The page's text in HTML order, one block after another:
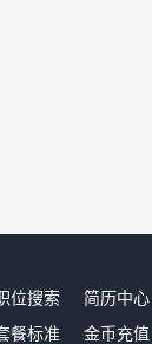
位搜索 简历中心
餐标准
金币充值